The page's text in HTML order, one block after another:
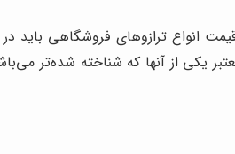
ترازوهای فروشگاهی باید در
از آنها که شناخته شده‌تر